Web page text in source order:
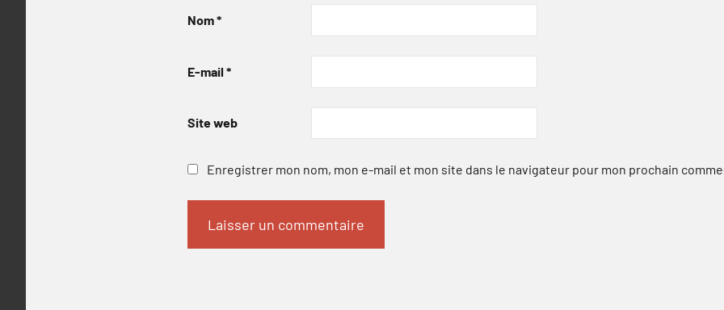
Nom*
E-mail *
Site web
Enregistrer mon nom, mon e-mail et mon site dans le navigateur pour mon prochain